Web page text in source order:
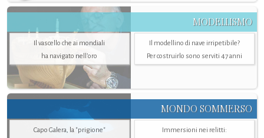
MODELLISMO
Il vascello che ai mondiali
ha navigato nell’oro
Il modellino di nave irripetibile?
Per costruirlo sono serviti 47 anni
MONDO SOMMERSO
Capo Galera, la "prigione"
Immersioni nei relitti: